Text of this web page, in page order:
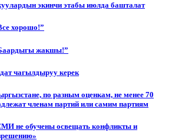
экинчи этабы июлда башталат
хорошо!”
жакшы!”
чагылдыруу керек
по разным оценкам, не менее 70
членам партий или самим партиям
не обучены освещать конфликты и